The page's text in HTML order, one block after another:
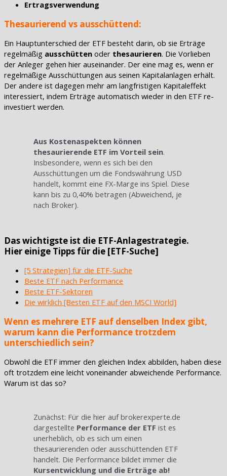
Ertragsverwendung
Thesaurierend vs ausschüttend:
Ein Hauptunterschied der ETF besteht darin, ob sie Erträge
regelmäßig ausschütten oder thesaurieren. Die Vorlieben
der Anleger gehen hier auseinander. Der eine mag es, wenn er
regelmäßige Ausschüttungen aus seinen Kapitalanlagen erhält.
Der andere ist dagegen mehr am langfristigen Kapitaleffekt
interessiert, indem Erträge automatisch wieder in den ETF re-
investiert werden.
Aus Kostenaspekten können
thesaurierende ETF im Vorteil sein.
Insbesondere, wenn es sich bei den
Ausschüttungen um die Fondswährung USD
handelt, kommt eine FX-Marge ins Spiel. Diese
kann bis zu 0,40% betragen (Abweichend, je
nach Broker).
Das wichtigste ist die ETF-Anlagestrategie.
Hier einige Tipps für die [ETF-Suche]
[5 Strategien] für die ETF-Suche
Beste ETF nach Performance
Beste ETF-Sektoren
Die wirklich [Besten ETF auf den MSCI World]
Wenn es mehrere ETF auf denselben Index gibt,
warum kann die Performance trotzdem
unterschiedlich sein?
Obwohl die ETF immer den gleichen Index abbilden, haben diese
oft trotzdem eine leicht voneinander abweichende Performance.
Warum ist das so?
Zunächst: Für die hier auf brokerexperte.de
dargestellte Performance der ETF ist es
unerheblich, ob es sich um einen
thesaurierenden oder ausschüttenden ETF
handelt. Die Performance bildet immer die
Kursentwicklung und die Erträge ab!